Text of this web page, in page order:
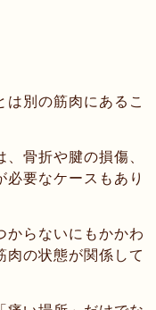
は別の筋肉にあるこ
骨折や腱の損傷、
要なケースもあり
からないにもかかわ
肉の状態が関係して